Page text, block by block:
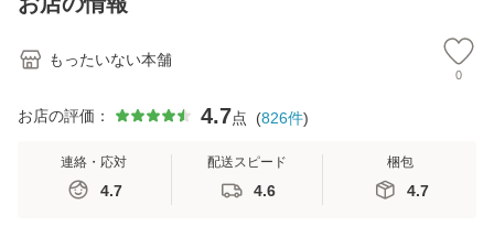
もったいない本舗
0
お店の評価： 4.7点 (826件)
連絡・応対
4.7
配送スピード
4.6
梱包
4.7